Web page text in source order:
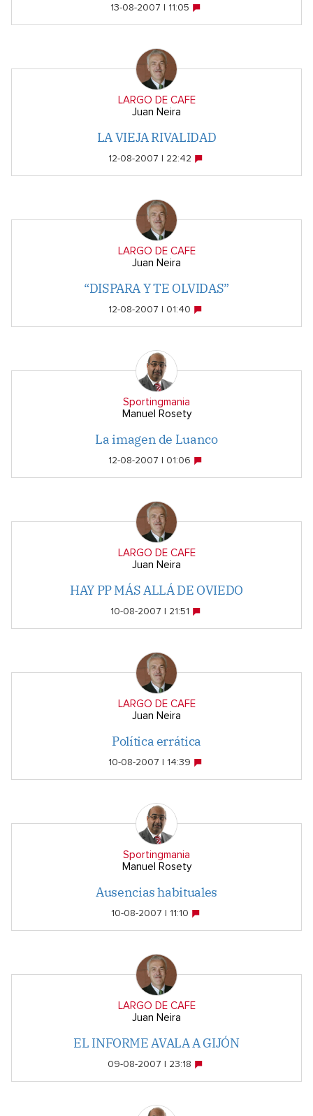
13-08-2007 | 11:05
LARGO DE CAFE
Juan Neira
LA VIEJA RIVALIDAD
12-08-2007 | 22:42
LARGO DE CAFE
Juan Neira
“DISPARA Y TE OLVIDAS”
12-08-2007 | 01:40
Sportingmania
Manuel Rosety
La imagen de Luanco
12-08-2007 | 01:06
LARGO DE CAFE
Juan Neira
HAY PP MÁS ALLÁ DE OVIEDO
10-08-2007 | 21:51
LARGO DE CAFE
Juan Neira
Política errática
10-08-2007 | 14:39
Sportingmania
Manuel Rosety
Ausencias habituales
10-08-2007 | 11:10
LARGO DE CAFE
Juan Neira
EL INFORME AVALA A GIJÓN
09-08-2007 | 23:18